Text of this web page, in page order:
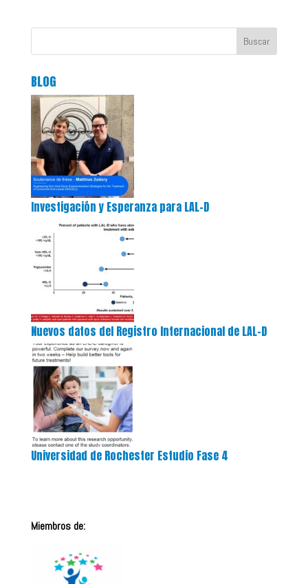
Buscar
BLOG
Investigación y Esperanza para LAL-D
Nuevos datos del Registro Internacional de LAL-D
Universidad de Rochester Estudio Fase 4
Miembros de: